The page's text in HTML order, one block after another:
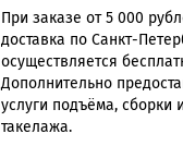
При заказе от 5 000
доставка по Санкт-
осуществляется
Дополнительно
услуги подъёма, сборки и
такелажа.